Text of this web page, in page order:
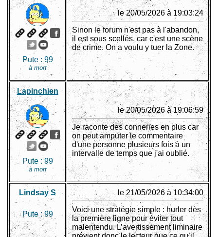
Pute : 99
à mort
le 20/05/2026 à 19:03:24
Sinon le forum n'est pas à l'abandon,
il est sous scellés, car c'est une scène
de crime. On a voulu y tuer la Zone.
Lapinchien
Pute : 99
à mort
le 20/05/2026 à 19:06:59
Je raconte des conneries en plus car
on peut amputer le commentaire
d'une personne plusieurs fois à un
intervalle de temps que j'ai oublié.
Lindsay S
Pute :99
le 21/05/2026 à 10:34:00
Voici une stratégie simple : hurler dès
la première ligne pour éviter tout
malentendu. L’avertissement liminaire